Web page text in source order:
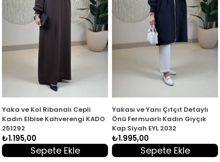
Yaka ve Kol Ribanalı Cepli
Kadın Elbise Kahverengi KADO
251292
₺1.195,00
Sepete Ekle
Yakası ve Yanı Çıtçıt Detaylı
Önü Fermuarlı Kadın Giyçık
Kap Siyah EYL 2032
₺1.995,00
Sepete Ekle